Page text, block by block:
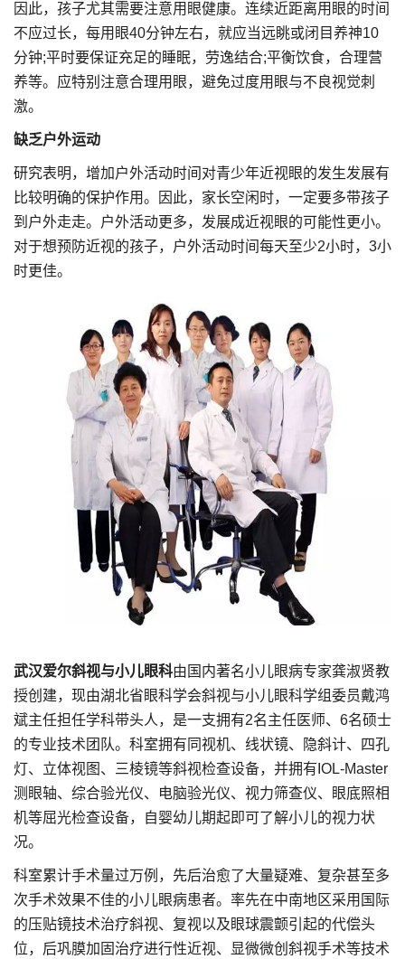
因此，孩子尤其需要注意用眼健康。连续近距离用眼的时间
不应过长，每用眼40分钟左右，就应当远眺或闭目养神10
分钟;平时要保证充足的睡眠，劳逸结合;平衡饮食，合理营
养等。应特别注意合理用眼，避免过度用眼与不良视觉刺
激。
缺乏户外运动
研究表明，增加户外活动时间对青少年近视眼的发生发展有
比较明确的保护作用。因此，家长空闲时，一定要多带孩子
到户外走走。户外活动更多，发展成近视眼的可能性更小。
对于想预防近视的孩子，户外活动时间每天至少2小时，3小
时更佳。
武汉爱尔斜视与小儿眼科由国内著名小儿眼病专家龚淑贤教
授创建，现由湖北省眼科学会斜视与小儿眼科学组委员戴鸿
斌主任担任学科带头人，是一支拥有2名主任医师、6名硕士
的专业技术团队。科室拥有同视机、线状镜、隐斜计、四孔
灯、立体视图、三棱镜等斜视检查设备，并拥有IOL-Master
测眼轴、综合验光仪、电脑验光仪、视力筛查仪、眼底照相
机等屈光检查设备，自婴幼儿期起即可了解小儿的视力状
况。
科室累计手术量过万例，先后治愈了大量疑难、复杂甚至多
次手术效果不佳的小儿眼病患者。率先在中南地区采用国际
的压贴镜技术治疗斜视、复视以及眼球震颤引起的代偿头
位，后巩膜加固治疗进行性近视、显微微创斜视手术等技术